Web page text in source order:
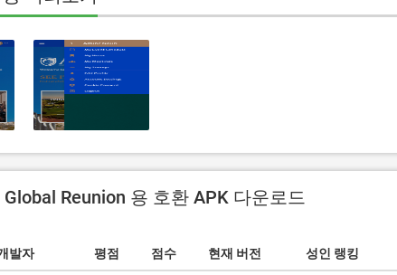
Reunion 용 호환 APK 다운로드
발자 평점 점수 현재 버전 성인 랭킹